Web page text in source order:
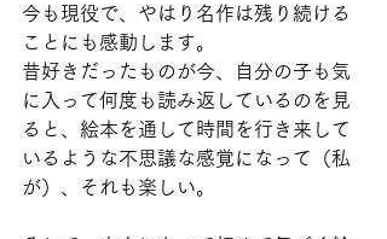
今も現役で、やはり名作は残り続ける
ことにも感動します。
昔好きだったものが今、自分の子も気
に入って何度も読み返しているのを見
ると、絵本を通して時間を行き来して
いるような不思議な感覚になって（私
が）、それも楽しい。